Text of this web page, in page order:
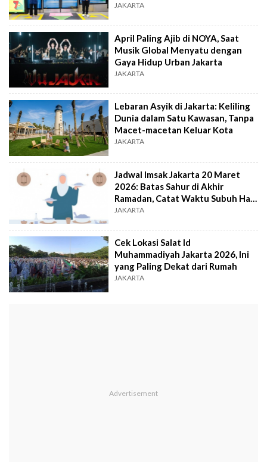
JAKARTA
April Paling Ajib di NOYA, Saat
Musik Global Menyatu dengan
Gaya Hidup Urban Jakarta
JAKARTA
Lebaran Asyik di Jakarta: Keliling
Dunia dalam Satu Kawasan, Tanpa
Macet-macetan Keluar Kota
JAKARTA
Jadwal Imsak Jakarta 20 Maret
2026: Batas Sahur di Akhir
Ramadan, Catat Waktu Subuh Hari
Ini
JAKARTA
Cek Lokasi Salat Id
Muhammadiyah Jakarta 2026, Ini
yang Paling Dekat dari Rumah
JAKARTA